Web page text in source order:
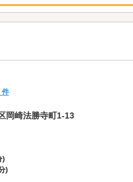
件
岡崎法勝寺町1-13
)
)